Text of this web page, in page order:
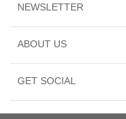
NEWSLETTER
ABOUT US
GET SOCIAL